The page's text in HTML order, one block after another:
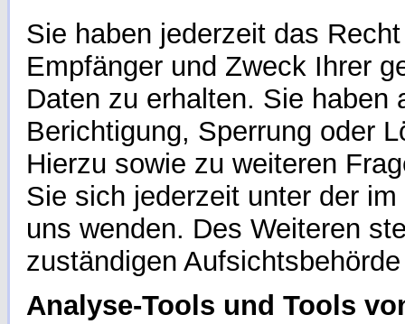
Sie haben jederzeit das
Empfänger und Zweck Ihrer
Daten zu erhalten. Sie haben
Berichtigung, Sperrung oder
Hierzu sowie zu weiteren
Sie sich jederzeit unter der
uns wenden. Des Weiteren
zuständigen
Analyse-Tools und Tools